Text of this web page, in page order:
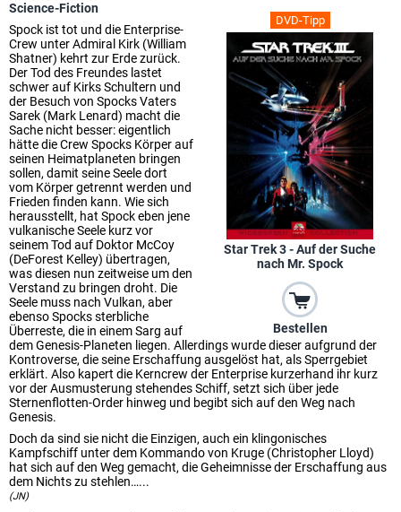
DVD-Tipp
Star Trek 3 - Auf der Suche
nach Mr. Spock
Bestellen
Science-Fiction
Spock ist tot und die Enterprise-
Crew unter Admiral Kirk (William
Shatner) kehrt zur Erde zurück.
Der Tod des Freundes lastet
schwer auf Kirks Schultern und
der Besuch von Spocks Vaters
Sarek (Mark Lenard) macht die
Sache nicht besser: eigentlich
hätte die Crew Spocks Körper auf
seinen Heimatplaneten bringen
sollen, damit seine Seele dort
vom Körper getrennt werden und
Frieden finden kann. Wie sich
herausstellt, hat Spock eben jene
vulkanische Seele kurz vor
seinem Tod auf Doktor McCoy
(DeForest Kelley) übertragen,
was diesen nun zeitweise um den
Verstand zu bringen droht. Die
Seele muss nach Vulkan, aber
ebenso Spocks sterbliche
Überreste, die in einem Sarg auf
dem Genesis-Planeten liegen. Allerdings wurde dieser aufgrund der
Kontroverse, die seine Erschaffung ausgelöst hat, als Sperrgebiet
erklärt. Also kapert die Kerncrew der Enterprise kurzerhand ihr kurz
vor der Ausmusterung stehendes Schiff, setzt sich über jede
Sternenflotten-Order hinweg und begibt sich auf den Weg nach
Genesis.
Doch da sind sie nicht die Einzigen, auch ein klingonisches
Kampfschiff unter dem Kommando von Kruge (Christopher Lloyd)
hat sich auf den Weg gemacht, die Geheimnisse der Erschaffung aus
dem Nichts zu stehlen…...
(JN)